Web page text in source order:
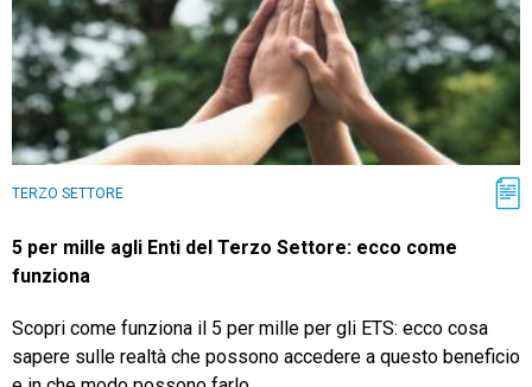
TERZO SETTORE
5 per mille agli Enti del Terzo Settore: ecco come
funziona
Scopri come funziona il 5 per mille per gli ETS: ecco cosa
sapere sulle realtà che possono accedere a questo beneficio